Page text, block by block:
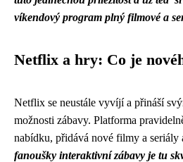
víkendový program plný filmové a
Netflix a hry: Co je
Netflix se neustále vyvíjí a přináší
možnosti zábavy. Platforma
nabídku, přidává nové filmy a seriály
fanoušky interaktivní zábavy je tu